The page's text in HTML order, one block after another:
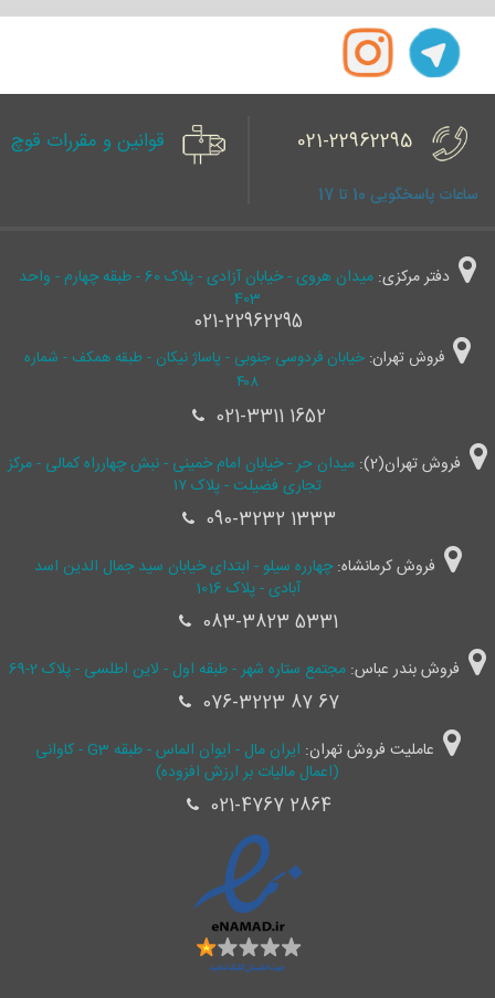
021-22962295
ساعات پاسخگویی 10 تا 17
قوانین و مقررات قوچ
دفتر مرکزی:
میدان هروی - خیابان آزادی - پلاک 60 - طبقه چهارم - واحد
403
021-22962295
فروش تهران: خیابان فردوسی جنوبی - پاساژ نیکان - طبقه همکف - شماره
۴۰۸
021-3311 1652
فروش تهران(2):
میدان حر - خیابان امام خمینی - نبش چهارراه کمالی - مرکز
تجاری فضیلت - پلاک ۱۷
090-3232 1333
فروش کرمانشاه:چهارره سیلو - ابتدای خیابان سید جمال ‌الدین اسد
آبادی - پلاک 1016
083-3823 5331
فروش بندر عباس: مجتمع ستاره شهر - طبقه اول - لاین اطلسی - پلاک 2-69
076-3223 87 67
عاملیت فروش تهران:
ایران مال - ایوان الماس - طبقه G3 - کاوانی
(اعمال مالیات بر ارزش افزوده)
021-4767 2864